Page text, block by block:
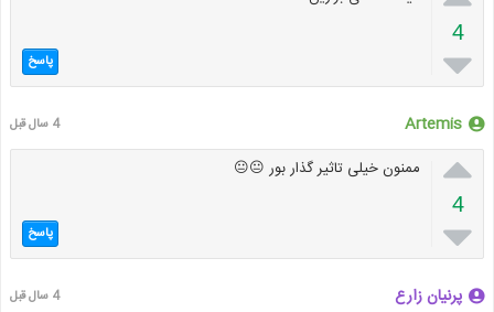
4
 پاسخ
Artemis 4 سال قبل

4

ممنون خیلی تاثیر گذار بور 😐😐
پاسخ
پرنیان زارع 4 سال قبل